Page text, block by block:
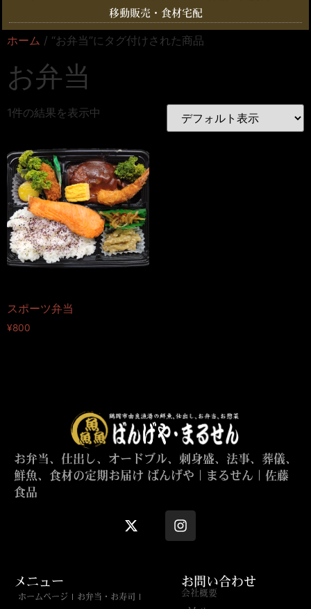
移動販売・食材宅配
ホーム / “お弁当”にタグ付けされた商品
お弁当
1件の結果を表示中
スポーツ弁当
¥800
お弁当、仕出し、オードブル、刺身盛、法事、葬儀、
鮮魚、食材の定期お届け ばんげや｜まるせん｜佐藤
食品
メニュー
ホームページ お弁当・お寿司
お問い合わせ
会社概要